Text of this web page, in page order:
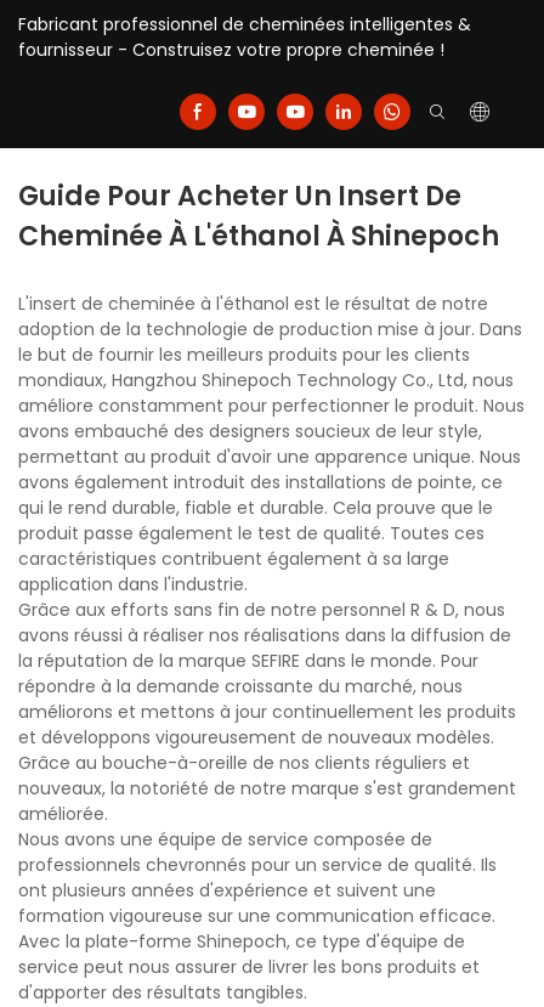
Fabricant professionnel de cheminées intelligentes &
fournisseur - Construisez votre propre cheminée !
Guide Pour Acheter Un Insert De
Cheminée À L'éthanol À Shinepoch
L'insert de cheminée à l'éthanol est le résultat de notre
adoption de la technologie de production mise à jour. Dans
le but de fournir les meilleurs produits pour les clients
mondiaux, Hangzhou Shinepoch Technology Co., Ltd, nous
améliore constamment pour perfectionner le produit. Nous
avons embauché des designers soucieux de leur style,
permettant au produit d'avoir une apparence unique. Nous
avons également introduit des installations de pointe, ce
qui le rend durable, fiable et durable. Cela prouve que le
produit passe également le test de qualité. Toutes ces
caractéristiques contribuent également à sa large
application dans l'industrie.
Grâce aux efforts sans fin de notre personnel R & D, nous
avons réussi à réaliser nos réalisations dans la diffusion de
la réputation de la marque SEFIRE dans le monde. Pour
répondre à la demande croissante du marché, nous
améliorons et mettons à jour continuellement les produits
et développons vigoureusement de nouveaux modèles.
Grâce au bouche-à-oreille de nos clients réguliers et
nouveaux, la notoriété de notre marque s'est grandement
améliorée.
Nous avons une équipe de service composée de
professionnels chevronnés pour un service de qualité. Ils
ont plusieurs années d'expérience et suivent une
formation vigoureuse sur une communication efficace.
Avec la plate-forme Shinepoch, ce type d'équipe de
service peut nous assurer de livrer les bons produits et
d'apporter des résultats tangibles.